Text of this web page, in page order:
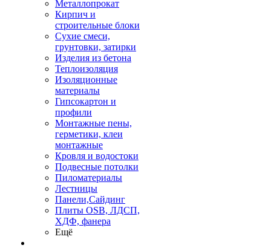
Металлопрокат
Кирпич и
строительные блоки
Сухие смеси,
грунтовки, затирки
Изделия из бетона
Теплоизоляция
Изоляционные
материалы
Гипсокартон и
профили
Монтажные пены,
герметики, клеи
монтажные
Кровля и водостоки
Подвесные потолки
Пиломатериалы
Лестницы
Панели,Сайдинг
Плиты OSB, ЛДСП,
ХДФ, фанера
Ещё